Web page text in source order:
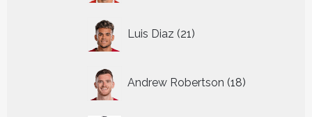
Luis Diaz 21
producten
Andrew Robertson 18
producten